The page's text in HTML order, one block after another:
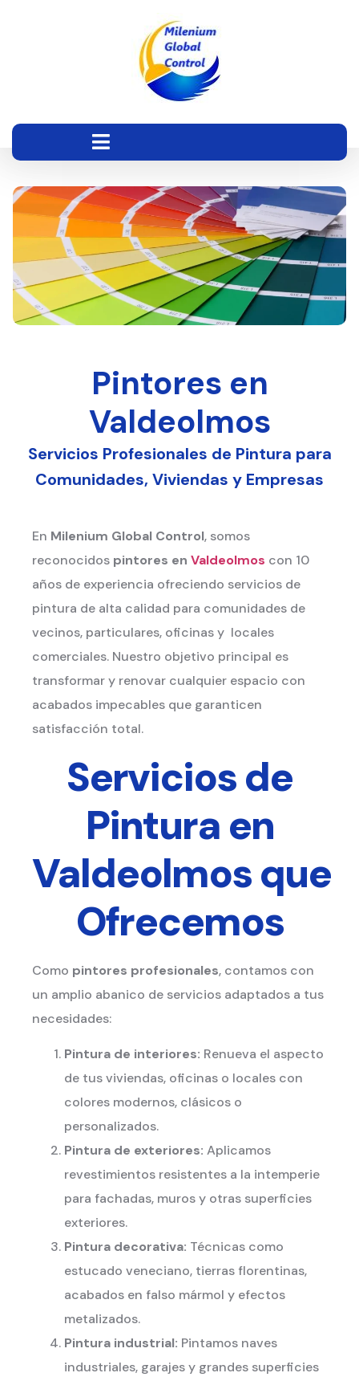
Pintores en
Valdeolmos
Servicios Profesionales de Pintura para
Comunidades, Viviendas y Empresas
En Milenium Global Control, somos
reconocidos pintores en Valdeolmos con 10
años de experiencia ofreciendo servicios de
pintura de alta calidad para comunidades de
vecinos, particulares, oficinas y locales
comerciales. Nuestro objetivo principal es
transformar y renovar cualquier espacio con
acabados impecables que garanticen
satisfacción total.
Servicios de
Pintura en
Valdeolmosque
Ofrecemos
Como pintores profesionales, contamos con
un amplio abanico de servicios adaptados a tus
necesidades:
Pintura de interiores: Renueva el aspecto
de tus viviendas, oficinas o locales con
colores modernos, clásicos o
personalizados.
Pintura de exteriores: Aplicamos
revestimientos resistentes a la intemperie
para fachadas, muros y otras superficies
exteriores.
Pintura decorativa: Técnicas como
estucado veneciano, tierras florentinas,
acabados en falso mármol y efectos
metalizados.
Pintura industrial: Pintamos naves
industriales, garajes y grandes superficies